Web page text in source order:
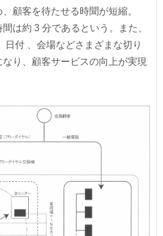
顧客を待たせる時聞が短縮。
間は約 3 分であるという。また、
日付 、会場などさまざまな切り
り、顧客サービスの向上が実現